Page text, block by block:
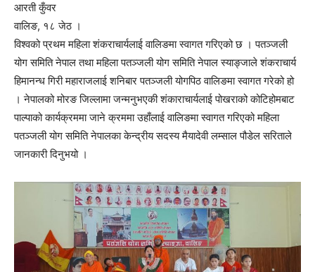
आरती कुँवर
वालिङ, १८ जेठ ।
विश्वको प्रथम महिला शंकराचार्यलाई वालिङमा स्वागत गरिएको छ । पतञ्जली
योग समिति नेपाल तथा महिला पतञ्जली योग समिति नेपाल स्याङ्जाले शंकराचार्य
हिमानन्ध गिरी महाराजलाई शनिबार पतञ्जली योगपिठ वालिङमा स्वागत गरेको हो
। नेपालको मोरङ जिल्लामा जन्मनुभएकी शंकाराचार्यलाई पोखराको कोटिहोमबाट
पाल्पाको कार्यक्रममा जाने क्रममा उहाँलाई वालिङमा स्वागत गरिएको महिला
पतञ्जली योग समिति नेपालका केन्द्रीय सदस्य मैयादेवी लम्साल पौडेल सरिताले
जानकारी दिनुभयो ।